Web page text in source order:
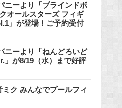
ニーより「ブラインドボ
オールスターズ フィギ
」が登場！ご予約受付
ニーより「ねんどろいど
」が8/19（水）まで好評
ク みんなでプールフィ